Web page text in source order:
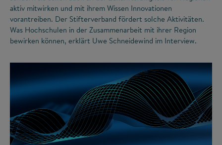
aktiv mitwirken und mit ihrem Wissen Innovationen
vorantreiben. Der Stifterverband fördert solche Aktivitäten.
Was Hochschulen in der Zusammenarbeit mit ihrer Region
bewirken können, erklärt Uwe Schneidewind im Interview.